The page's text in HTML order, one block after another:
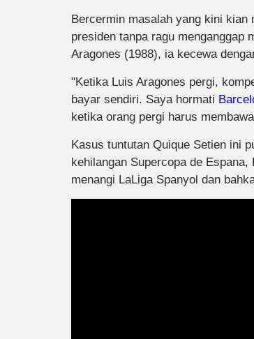
Bercermin masalah yang kini kian
presiden tanpa ragu menganggap
Aragones (1988), ia kecewa
"Ketika Luis Aragones pergi,
bayar sendiri. Saya hormati
ketika orang pergi harus
Kasus tuntutan Quique Setien ini
kehilangan Supercopa de
menangi LaLiga Spanyol dan